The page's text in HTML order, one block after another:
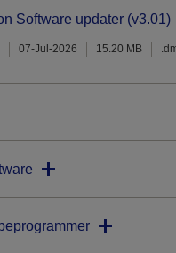
Software updater (v3.01)
07-Jul-2026 15.20 MB